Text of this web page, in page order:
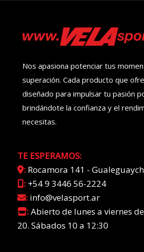
Nos apasiona potenciar tus
superación. Cada producto que
diseñado para impulsar tu pasión
brindándote la confianza y el
necesitas.
TE ESPERAMOS:
: Rocamora 141 -
: +54 9 3446 56-2224
: info@velasport.ar
:Abierto de lunes a viernes
20. Sábados 10 a 12:30